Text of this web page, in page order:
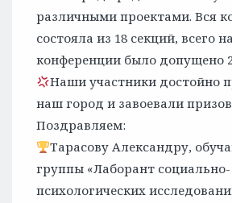
различными проектами. Вся
состояла из 18 секций, всего
конференции было допущено
Наши участники достойно
наш город и завоевали
Поздравляем:
Тарасову Александру,
группы «Лаборант социально-
психологических